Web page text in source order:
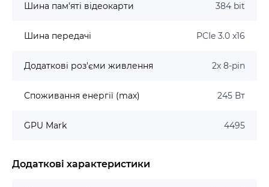
Шина пам'яті відеокарти 384 bit
Шина передачі PCIe 3.0 x16
Додаткові роз'єми живлення 2x 8-pin
Споживання енергії (max) 245 Вт
GPU Mark 4495
Додаткові характеристики